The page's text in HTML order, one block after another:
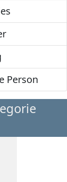
Person